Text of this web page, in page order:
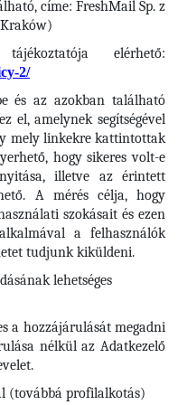
címe: FreshMail Sp. z
Kraków)
elérhető:
2/
és az azokban található
el, amelynek segítségével
mely linkekre kattintottak
hogy sikeres volt-e
illetve az érintett
A mérés célja, hogy
szokásait és ezen
a felhasználók
tudjunk kiküldeni.
lehetséges
a hozzájárulását megadni
nélkül az Adatkezelő
(továbbá profilalkotás)